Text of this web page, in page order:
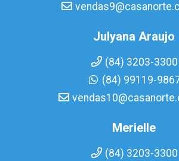
Julyana Araujo
(84) 3203-3300
(84) 99119-
Merielle
(84) 3203-3300